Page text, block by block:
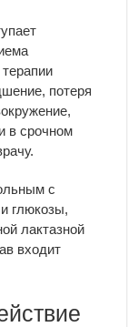
потеря
в срочном
с
глюкозы,
лактазной
входит